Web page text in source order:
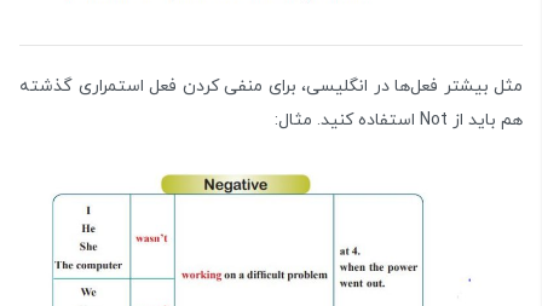
مثل بیشتر فعل‌ها در انگلیسی، برای منفی کردن فعل استمراری گذشته
هم باید از Not استفاده کنید. مثال: